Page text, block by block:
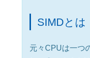
SIMDとは
元々CPUは一つ